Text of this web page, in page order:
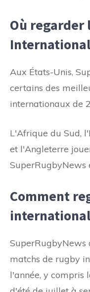
Où regarder
Aux États-Unis,
certains des
internationaux de
L'Afrique du Sud,
et l'Angleterre
SuperRugbyNews
Comment
SuperRugbyNews
matchs de rugby
l'année, y compris